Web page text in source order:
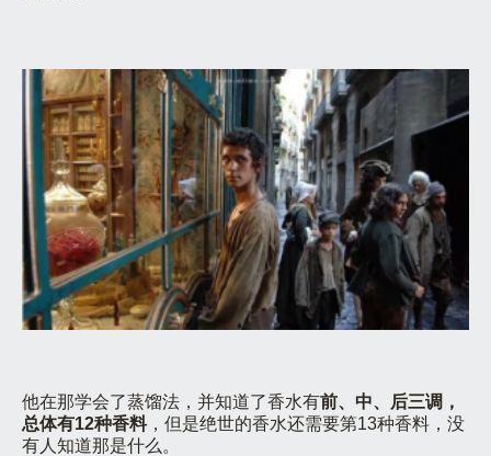
他在那学会了蒸馏法，并知道了香水有前、中、后三调，
总体有12种香料，但是绝世的香水还需要第13种香料，没
有人知道那是什么。